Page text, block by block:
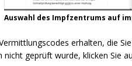
Auswahl des Impfzentrums auf
erhalten, die
geprüft wurde, klicken Sie